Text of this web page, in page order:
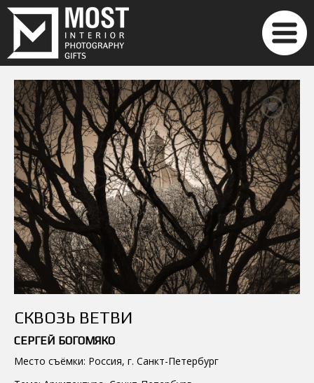
СКВОЗЬ ВЕТВИ
СЕРГЕЙ БОГОМЯКО
Место съёмки: Россия, г. Санкт-Петербург